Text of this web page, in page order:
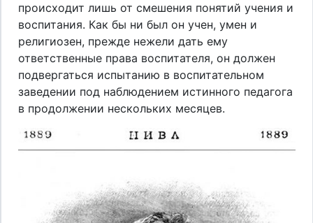
происходит лишь от смешения понятий учения и
воспитания. Как бы ни был он учен, умен и
религиозен, прежде нежели дать ему
ответственные права воспитателя, он должен
подвергаться испытанию в воспитательном
заведении под наблюдением истинного педагога
в продолжении нескольких месяцев.